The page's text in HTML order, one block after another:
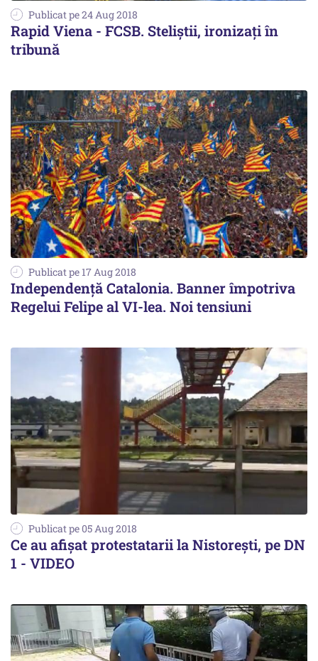
Publicat pe 24 Aug 2018
Rapid Viena - FCSB. Steliștii, ironizați în
tribună
Publicat pe 17 Aug 2018
Independență Catalonia. Banner împotriva
Regelui Felipe al VI-lea. Noi tensiuni
Publicat pe 05 Aug 2018
Ce au afișat protestatarii la Nistorești, pe DN
1 - VIDEO